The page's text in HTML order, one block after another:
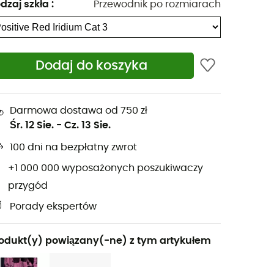
szkła : Przewodnik po rozmiarach
Dodaj do koszyka
Darmowa dostawa od 750 zł
Śr. 12 Sie. - Cz. 13 Sie.
100 dni na bezpłatny zwrot
+1 000 000 wyposażonych poszukiwaczy
przygód
Porady ekspertów
powiązany(-ne) z tym artykułem